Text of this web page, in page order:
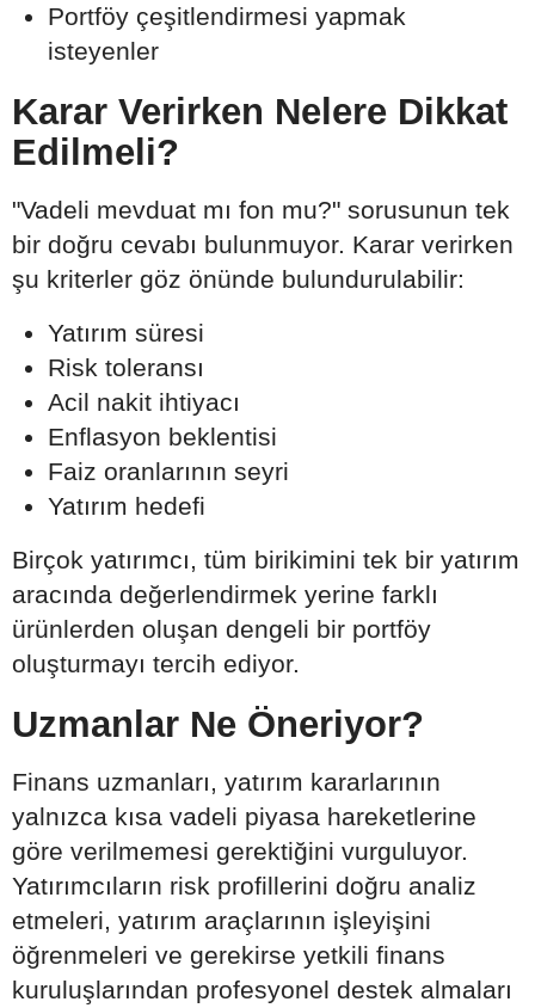
Portföy çeşitlendirmesi yapmak
isteyenler
Karar Verirken Nelere Dikkat
Edilmeli?
"Vadeli mevduat mı fon mu?" sorusunun tek
bir doğru cevabı bulunmuyor. Karar verirken
şu kriterler göz önünde bulundurulabilir:
Yatırım süresi
Risk toleransı
Acil nakit ihtiyacı
Enflasyon beklentisi
Faiz oranlarının seyri
Yatırım hedefi
Birçok yatırımcı, tüm birikimini tek bir yatırım
aracında değerlendirmek yerine farklı
ürünlerden oluşan dengeli bir portföy
oluşturmayı tercih ediyor.
Uzmanlar Ne Öneriyor?
Finans uzmanları, yatırım kararlarının
yalnızca kısa vadeli piyasa hareketlerine
göre verilmemesi gerektiğini vurguluyor.
Yatırımcıların risk profillerini doğru analiz
etmeleri, yatırım araçlarının işleyişini
öğrenmeleri ve gerekirse yetkili finans
kuruluşlarından profesyonel destek almaları